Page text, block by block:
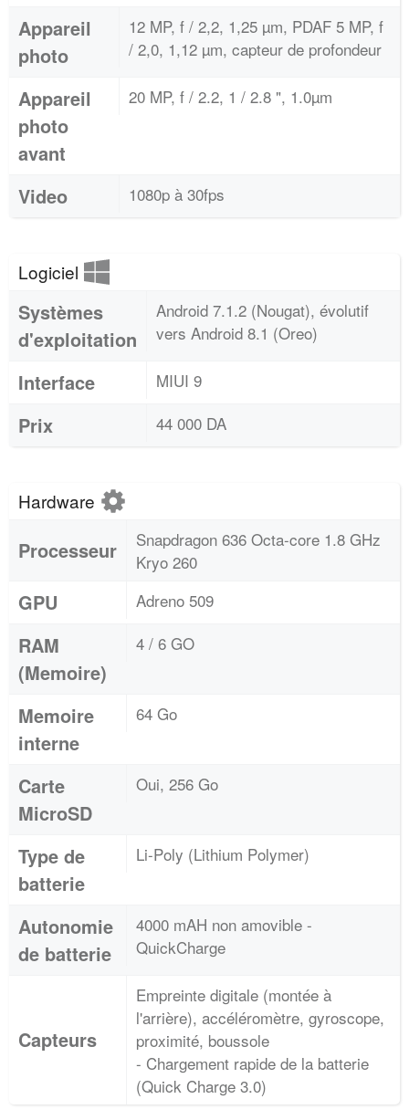
Appareil
photo
12 MP, f / 2,2, 1,25 µm, PDAF 5 MP, f
/ 2,0, 1,12 µm, capteur de profondeur
Appareil
photo
avant
20 MP, f / 2.2, 1 / 2.8 ", 1.0µm
Video 1080p à 30fps
Logiciel
Systèmes
d'exploitation
Android 7.1.2 (Nougat), évolutif
vers Android 8.1 (Oreo)
Interface MIUI 9
Prix 44 000 DA
Hardware
Processeur
Snapdragon 636 Octa-core 1.8 GHz
Kryo 260
GPU Adreno 509
RAM
(Memoire)
4 / 6 GO
Memoire
interne
64 Go
Carte
MicroSD
Oui, 256 Go
Type de
batterie
Li-Poly (Lithium Polymer)
Autonomie
de batterie
4000 mAH non amovible -
QuickCharge
Capteurs
Empreinte digitale (montée à
l'arrière), accéléromètre, gyroscope,
proximité, boussole
- Chargement rapide de la batterie
(Quick Charge 3.0)